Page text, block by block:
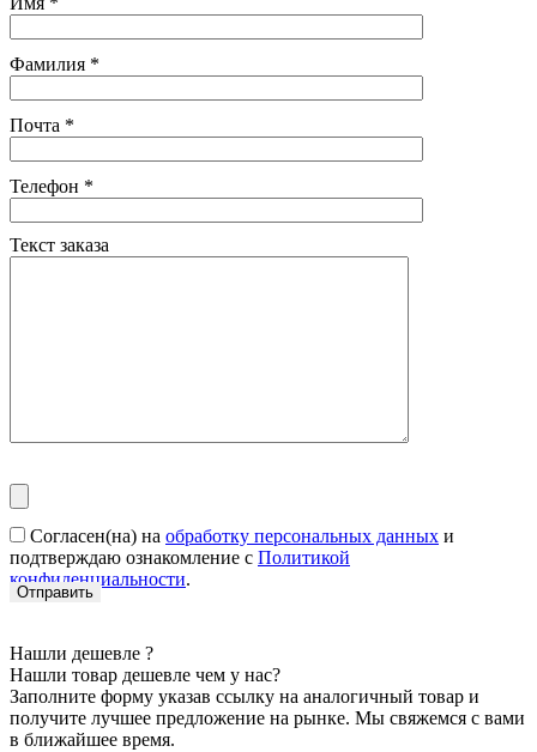
Фамилия *
Почта *
Телефон *
Текст заказа
Согласен(на) на обработку персональных данных и
подтверждаю ознакомление с Политикой
конфиденциальности.
Нашли дешевле ?
Нашли товар дешевле чем у нас?
Заполните форму указав ссылку на аналогичный товар и
получите лучшее предложение на рынке. Мы свяжемся с вами
в ближайшее время.